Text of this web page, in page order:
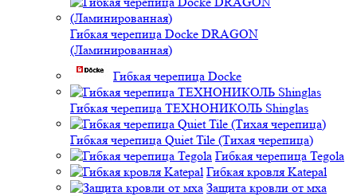
Гибкая черепица Docke DRAGON
(Ламинированная)
Гибкая черепица Docke
Гибкая черепица ТЕХНОНИКОЛЬ Shinglas
Гибкая черепица Quiet Tile (Тихая черепица)
Гибкая черепица Tegola
Гибкая кровля Katepal
Защита кровли от мха